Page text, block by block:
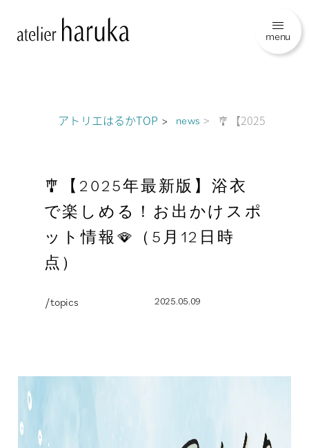
menu
アトリエはるかTOP news 🎐【2025年最新
🎐【2025年最新版】浴衣
で楽しめる！お出かけスポ
ット情報🪭（5月12日時
点）
/ topics 2025.05.09